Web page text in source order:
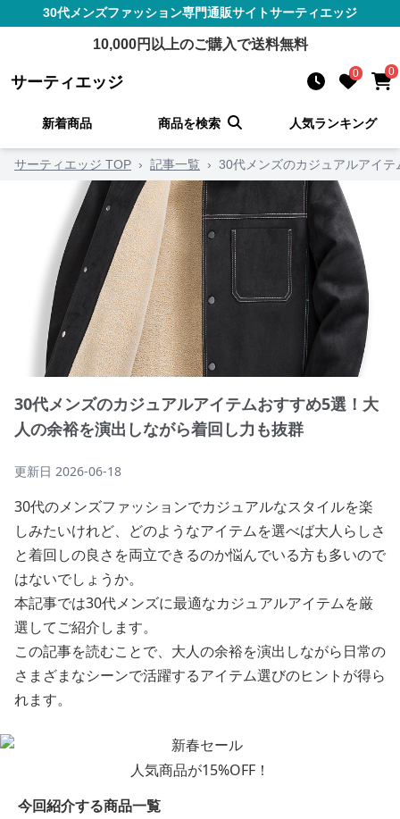
30代メンズファッション専門通販サイトサーティエッジ
10,000円以上のご購入で送料無料
サーティエッジ 0 0
新着商品 商品を検索 人気ランキング
サーティエッジ TOP › 記事一覧 › 30代メンズのカジュアルアイ
30代メンズのカジュアルアイテムおすすめ5選！大
人の余裕を演出しながら着回し力も抜群
更新日 2026-06-18
30代のメンズファッションでカジュアルなスタイルを楽
しみたいけれど、どのようなアイテムを選べば大人らしさ
と着回しの良さを両立できるのか悩んでいる方も多いので
はないでしょうか。
本記事では30代メンズに最適なカジュアルアイテムを厳
選してご紹介します。
この記事を読むことで、大人の余裕を演出しながら日常の
さまざまなシーンで活躍するアイテム選びのヒントが得ら
れます。
人気商品が15%OFF！
今回紹介する商品一覧